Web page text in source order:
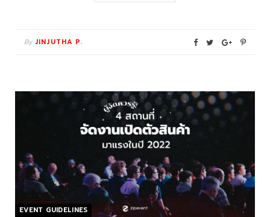
By JINJUTHA P.
EVENT GUIDELINES